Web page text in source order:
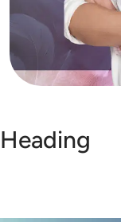
Heading